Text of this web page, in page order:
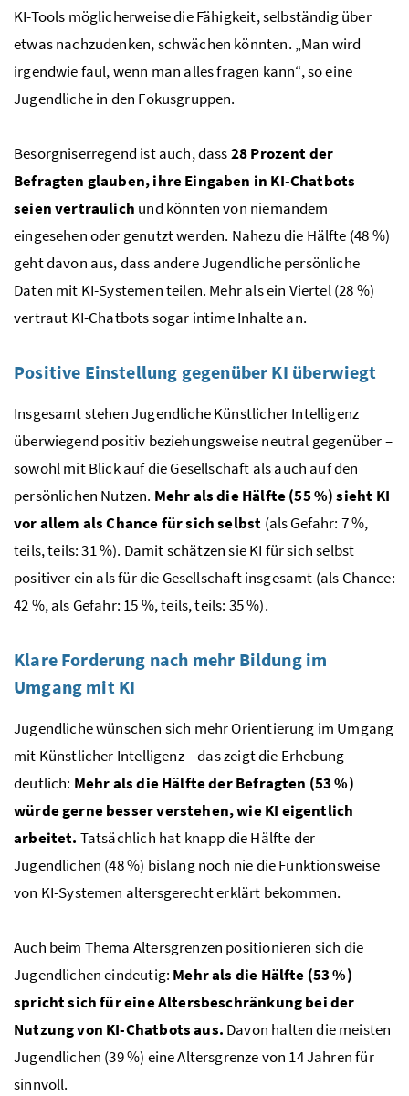
KI-Tools möglicherweise die Fähigkeit, selbständig über
etwas nachzudenken, schwächen könnten. „Man wird
irgendwie faul, wenn man alles fragen kann“, so eine
Jugendliche in den Fokusgruppen.
Besorgniserregend ist auch, dass28 Prozent der
Befragten glauben, ihre Eingaben in KI-Chatbots
seien vertraulich und könnten von niemandem
eingesehen oder genutzt werden. Nahezu die Hälfte (48 %)
geht davon aus, dass andere Jugendliche persönliche
Daten mit KI-Systemen teilen. Mehr als ein Viertel (28 %)
vertraut KI-Chatbots sogar intime Inhalte an.
Positive Einstellung gegenüber KI überwiegt
Insgesamt stehen Jugendliche Künstlicher Intelligenz
überwiegend positiv beziehungsweise neutral gegenüber –
sowohl mit Blick auf die Gesellschaft als auch auf den
persönlichen Nutzen. Mehr als die Hälfte (55 %) sieht KI
vor allem als Chance für sich selbst (als Gefahr: 7 %,
teils, teils: 31 %). Damit schätzen sie KI für sich selbst
positiver ein als für die Gesellschaft insgesamt (als Chance:
42 %, als Gefahr: 15 %, teils, teils: 35 %).
Klare Forderung nach mehr Bildung im
Umgang mit KI
Jugendliche wünschen sich mehr Orientierung im Umgang
mit Künstlicher Intelligenz – das zeigt die Erhebung
deutlich: Mehr als die Hälfte der Befragten (53 %)
würde gerne besser verstehen, wie KI eigentlich
arbeitet. Tatsächlich hat knapp die Hälfte der
Jugendlichen (48 %) bislang noch nie die Funktionsweise
von KI-Systemen altersgerecht erklärt bekommen.
Auch beim Thema Altersgrenzen positionieren sich die
Jugendlichen eindeutig: Mehr als die Hälfte (53 %)
spricht sich für eine Altersbeschränkung bei der
Nutzung von KI-Chatbots aus. Davon halten die meisten
Jugendlichen (39 %) eine Altersgrenze von 14 Jahren für
sinnvoll.